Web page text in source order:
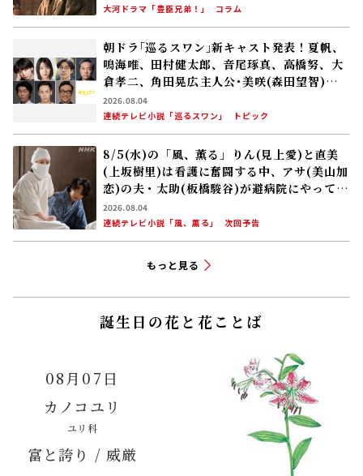
大河ドラマ「豊臣兄弟！」
コラム
朝ドラ｢巡るスワン｣新キャスト発表！夏帆、
鳴海唯、田村健太郎、音尾琢真、高橋努、大
倉孝二、角田晃広――主人公･美咲(森田望智)が
交流する警察署の人々 2027年度前期放送
2026.08.04
連続テレビ小説「巡るスワン」
トピック
8/5(水)の「風、薫る」りん(見上愛)と直美
(上坂樹里)は看護に奮闘する中、アサ(美山加
恋)の夫・太助(板橋駿谷)が避病院にやってく
る
2026.08.04
連続テレビ小説「風、薫る」
次回予告
もっと見る
誕生日の花と花ことば
08月07日
カノコユリ
ユリ科
富と誇り / 威厳